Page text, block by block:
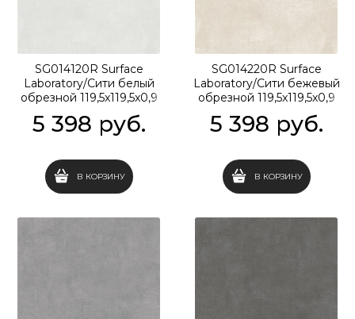
SG014120R Surface
Laboratory/Сити белый
обрезной 119,5x119,5x0,9
5 398 руб.
В КОРЗИНУ
SG014220R Surface
Laboratory/Сити бежевый
обрезной 119,5x119,5x0,9
5 398 руб.
В КОРЗИНУ